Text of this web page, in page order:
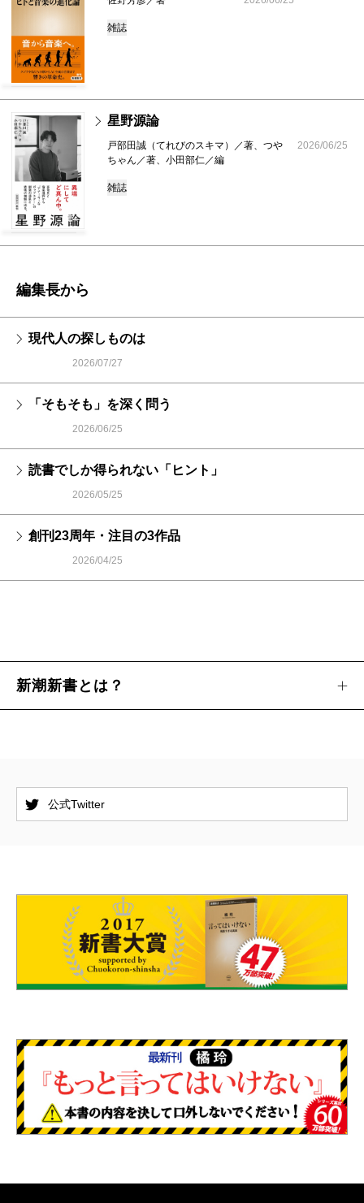
雑誌
星野源論
戸部田誠（てれびのスキマ）／著、つや
ちゃん／著、小田部仁／編
2026/06/25
雑誌
編集長から
現代人の探しものは
2026/07/27
「そもそも」を深く問う
2026/06/25
読書でしか得られない「ヒント」
2026/05/25
創刊23周年・注目の3作品
2026/04/25
新潮新書とは？
公式Twitter